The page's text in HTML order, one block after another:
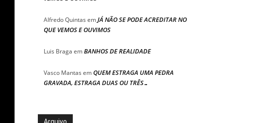
Alfredo Quintas emJÁ NÃO SE PODE ACREDITAR NO
QUE VEMOS E OUVIMOS
Luis Braga emBANHOS DE REALIDADE
Vasco Mantas emQUEM ESTRAGA UMA PEDRA
GRAVADA, ESTRAGA DUAS OU TRÊS…